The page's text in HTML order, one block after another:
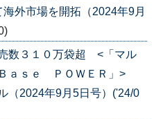
外市場を開拓（2024年9月
数３１０万袋超 <「マル
ａｓｅ ＰＯＷＥＲ」>
（2024年9月5日号）('24/0